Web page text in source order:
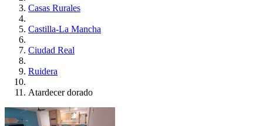
Casas Rurales
Castilla-La Mancha
Ciudad Real
Ruidera
Atardecer dorado